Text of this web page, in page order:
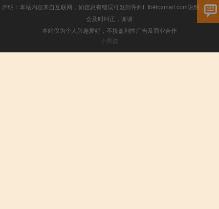
声明：本站内容来自互联网，如信息有错误可发邮件到f_fb#foxmail.com说明，我们
会及时纠正，谢谢
本站仅为个人兴趣爱好，不接盈利性广告及商业合作
小男孩